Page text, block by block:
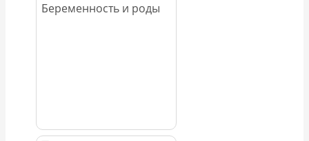
Беременность и роды